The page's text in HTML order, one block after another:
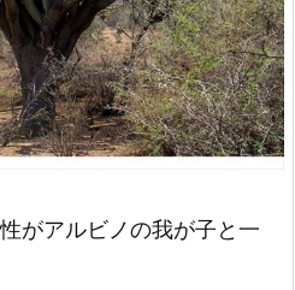
がアルビノの我が子と一